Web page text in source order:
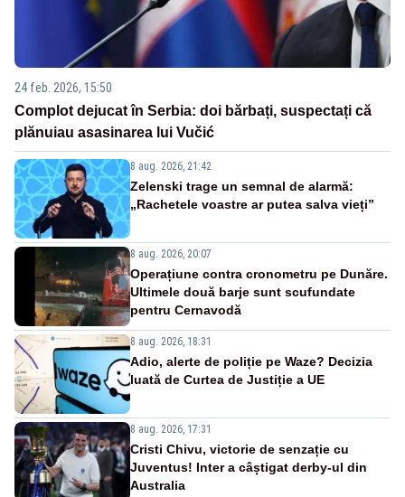
24 feb. 2026, 15:50
Complot dejucat în Serbia: doi bărbați, suspectați că
plănuiau asasinarea lui Vučić
8 aug. 2026, 21:42
Zelenski trage un semnal de alarmă:
„Rachetele voastre ar putea salva vieți”
8 aug. 2026, 20:07
Operațiune contra cronometru pe Dunăre.
Ultimele două barje sunt scufundate
pentru Cernavodă
8 aug. 2026, 18:31
Adio, alerte de poliție pe Waze? Decizia
luată de Curtea de Justiție a UE
8 aug. 2026, 17:31
Cristi Chivu, victorie de senzație cu
Juventus! Inter a câștigat derby-ul din
Australia